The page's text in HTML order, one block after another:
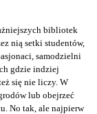
bibliotek
nią setki studentów,
samodzielni
gdzie indziej
się nie liczy. W
lub obejrzeć
No tak, ale najpierw